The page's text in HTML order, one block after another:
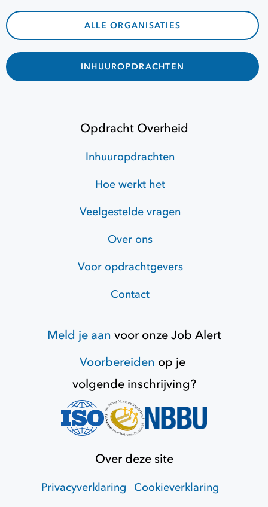
ALLE ORGANISATIES
INHUUROPDRACHTEN
Opdracht Overheid
Inhuuropdrachten
Hoe werkt het
Veelgestelde vragen
Over ons
Voor opdrachtgevers
Contact
Meld je aan voor onzeJob Alert
Voorbereiden op je
volgende inschrijving?
Over deze site
Privacyverklaring Cookieverklaring